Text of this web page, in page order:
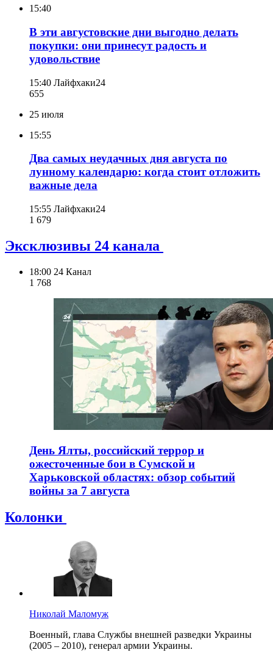
15:40
В эти августовские дни выгодно делать
покупки: они принесут радость и
удовольствие
15:40 Лайфхаки24
655
25 июля
15:55
Два самых неудачных дня августа по
лунному календарю: когда стоит отложить
важные дела
15:55 Лайфхаки24
1 679
Эксклюзивы 24 канала
18:00 24 Канал
1 768
День Ялты, российский террор и
ожесточенные бои в Сумской и
Харьковской областях: обзор событий
войны за 7 августа
Колонки
Николай Маломуж
Военный, глава Службы внешней разведки Украины
(2005 – 2010), генерал армии Украины.